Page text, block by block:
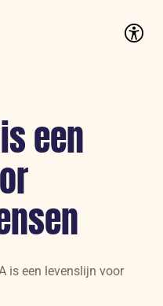
is een
is een levenslijn voor